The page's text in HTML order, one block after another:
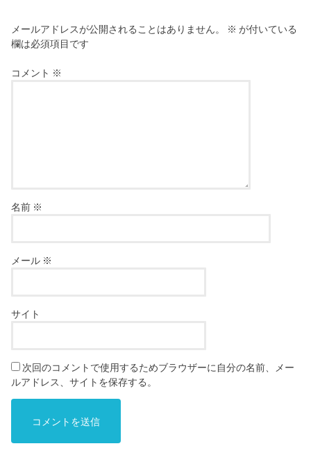
メールアドレスが公開されることはありません。 ※ が付いている
欄は必須項目です
コメント ※
名前 ※
メール ※
サイト
次回のコメントで使用するためブラウザーに自分の名前、メー
ルアドレス、サイトを保存する。